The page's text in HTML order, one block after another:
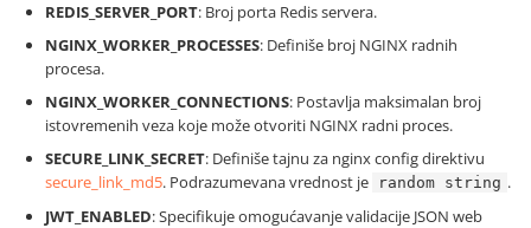
REDIS_SERVER_PORT: Broj porta Redis servera.
NGINX_WORKER_PROCESSES: Definiše broj NGINX radnih
procesa.
NGINX_WORKER_CONNECTIONS: Postavlja maksimalan broj
istovremenih veza koje može otvoriti NGINX radni proces.
SECURE_LINK_SECRET: Definiše tajnu za nginx config direktivu
secure_link_md5. Podrazumevana vrednost je random string .
JWT_ENABLED: Specifikuje omogućavanje validacije JSON web